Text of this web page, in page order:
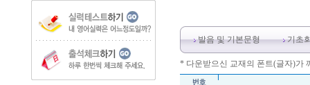
발음 및 기본문형 기초
* 다운받으신 교재의 폰트(글자)가